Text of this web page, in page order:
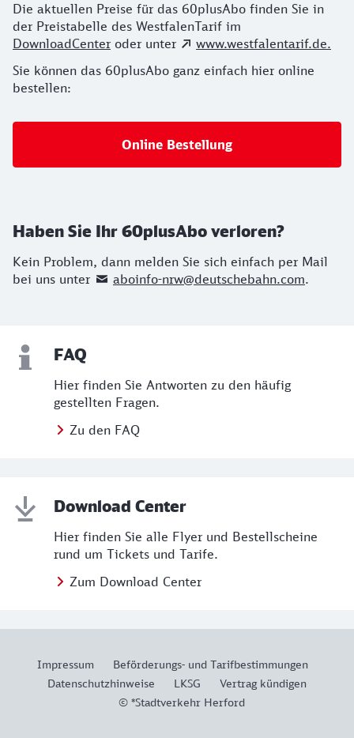
Die aktuellen Preise für das 60plusAbo finden Sie in
der Preistabelle des WestfalenTarif im
DownloadCenter oder unter
www.westfalentarif.de.
Sie können das 60plusAbo ganz einfach hier online
bestellen:
Online Bestellung
Haben Sie Ihr 60plusAbo verloren?
Kein Problem, dann melden Sie sich einfach per Mail
bei uns unter
aboinfo-nrw@deutschebahn.com.
FAQ
Hier finden Sie Antworten zu den häufig
gestellten Fragen.
Zu den FAQ
Download Center
Hier finden Sie alle Flyer und Bestellscheine
rund um Tickets und Tarife.
Zum Download Center
Impressum
Beförderungs- und Tarifbestimmungen
Datenschutzhinweise
LKSG
Vertrag kündigen
© *Stadtverkehr Herford